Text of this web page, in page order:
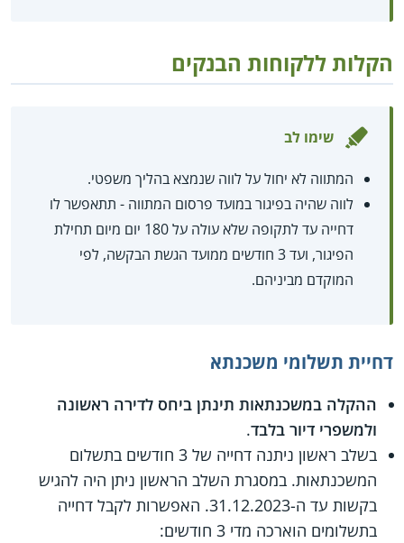
הקלות ללקוחות הבנקים
שימו לב
המתווה לא יחול על לווה שנמצא בהליך משפטי.
לווה שהיה בפיגור במועד פרסום המתווה - תתאפשר לו
דחייה עד לתקופה שלא עולה על 180 יום מיום תחילת
הפיגור, ועד 3 חודשים ממועד הגשת הבקשה, לפי
המוקדם מביניהם.
דחיית תשלומי משכנתא
ההקלה במשכנתאות תינתן ביחס לדירה ראשונה
ולמשפרי דיור בלבד.
בשלב ראשון ניתנה דחייה של 3 חודשים בתשלום
המשכנתאות. במסגרת השלב הראשון ניתן היה להגיש
בקשות עד ה-31.12.2023. האפשרות לקבל דחייה
בתשלומים הוארכה מדי 3 חודשים: